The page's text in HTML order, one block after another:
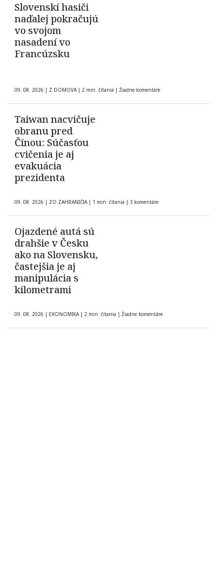
Slovenskí hasiči
naďalej pokračujú
vo svojom
nasadení vo
Francúzsku
09. 08. 2026 | Z DOMOVA | 2 min. čítania | Žiadne komentáre
Taiwan nacvičuje
obranu pred
Čínou: Súčasťou
cvičenia je aj
evakuácia
prezidenta
09. 08. 2026 | ZO ZAHRANIČIA | 1 min. čítania | 3 komentáre
Ojazdené autá sú
drahšie v Česku
ako na Slovensku,
častejšia je aj
manipulácia s
kilometrami
09. 08. 2026 | EKONOMIKA | 2 min. čítania | Žiadne komentáre